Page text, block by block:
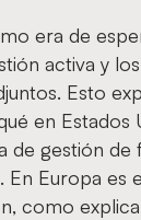
era de
activa y
Esto
en Estados
de gestión de
En Europa es
como